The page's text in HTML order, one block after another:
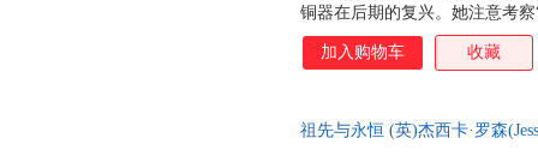
铜器在后期的复兴。她注意考
理论在探讨青铜器发展方面卓
于上古玉器在后期的保存及重
（从商代至汉代）整体墓葬形
加入购物车 收藏
祖先与永恒 (英)杰西卡·罗森